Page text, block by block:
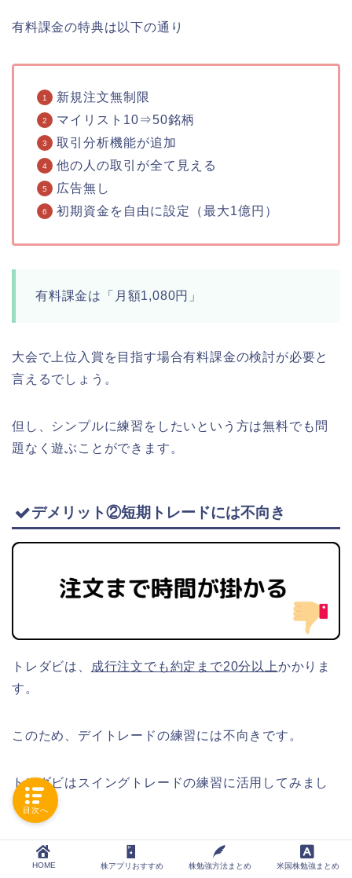
有料課金の特典は以下の通り
新規注文無制限
マイリスト10⇒50銘柄
取引分析機能が追加
他の人の取引が全て見える
広告無し
初期資金を自由に設定（最大1億円）
有料課金は「月額1,080円」
大会で上位入賞を目指す場合有料課金の検討が必要と
言えるでしょう。
但し、シンプルに練習をしたいという方は無料でも問
題なく遊ぶことができます。
デメリット②短期トレードには不向き
トレダビは、 成行注文でも約定まで20分以上かかりま
す。
このため、デイトレードの練習には不向きです。
トレダビはスイングトレードの練習に活用してみまし
ょう。
短期トレードの場合「
」の利用がおすすめで
HOME 株アプリおすすめ 株勉強方法まとめ 米国株勉強まとめ
目次へ